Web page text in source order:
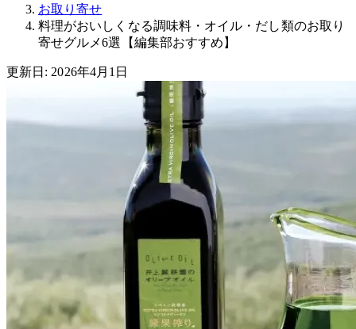
お取り寄せ
料理がおいしくなる調味料・オイル・だし類のお取り
寄せグルメ6選【編集部おすすめ】
更新日: 2026年4月1日